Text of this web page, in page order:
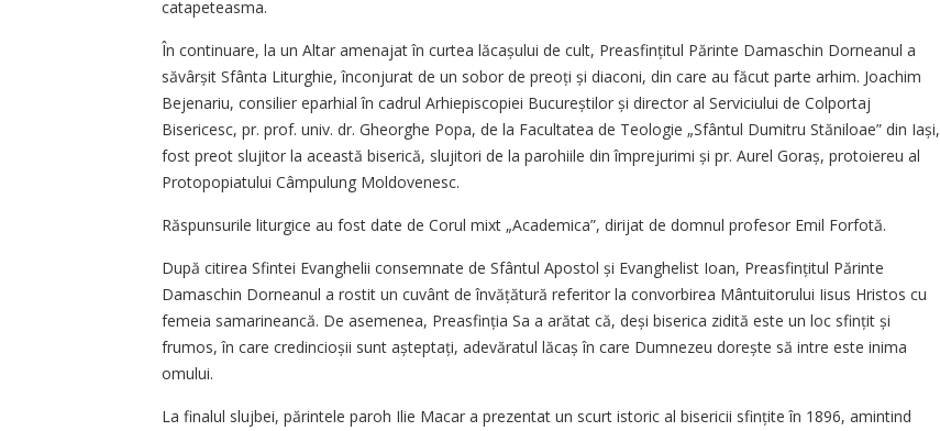
catapeteasma.
În continuare, la un Altar amenajat în curtea lăcașului de cult, Preasfințitul Părinte Damaschin Dorneanul a
săvârșit Sfânta Liturghie, înconjurat de un sobor de preoți și diaconi, din care au făcut parte arhim. Joachim
Bejenariu, consilier eparhial în cadrul Arhiepiscopiei Bucureștilor și director al Serviciului de Colportaj
Bisericesc, pr. prof. univ. dr. Gheorghe Popa, de la Facultatea de Teologie „Sfântul Dumitru Stăniloae” din Iași,
fost preot slujitor la această biserică, slujitori de la parohiile din împrejurimi și pr. Aurel Goraș, protoiereu al
Protopopiatului Câmpulung Moldovenesc.
Răspunsurile liturgice au fost date de Corul mixt „Academica”, dirijat de domnul profesor Emil Forfotă.
După citirea Sfintei Evanghelii consemnate de Sfântul Apostol și Evanghelist Ioan, Preasfințitul Părinte
Damaschin Dorneanul a rostit un cuvânt de învățătură referitor la convorbirea Mântuitorului Iisus Hristos cu
femeia samarineancă. De asemenea, Preasfinția Sa a arătat că, deși biserica zidită este un loc sfințit și
frumos, în care credincioșii sunt așteptați, adevăratul lăcaș în care Dumnezeu dorește să intre este inima
omului.
La finalul slujbei, părintele paroh Ilie Macar a prezentat un scurt istoric al bisericii sfințite în 1896, amintind